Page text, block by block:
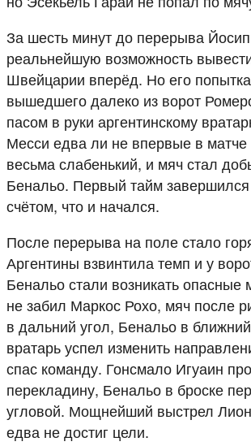
За шесть минут до перерыва
реальнейшую возможность
Швейцарии вперёд. Но его
вышедшего далеко из ворот
пасом в руки аргентинскому
Месси едва ли не впервые в матче
весьма слабенький, и мяч стал
Бенальо. Первый тайм
счётом, что и начался.
После перерыва на поле стало
Аргентины взвинтила темп и у
Бенальо стали возникать
не забил Маркос Рохо, мяч после
в дальний угол, Бенальо в
вратарь успел изменить
спас команду. Гонсмало Игуаин
перекладину, Бенальо в броске
угловой. Мощнейший выстрел
едва не достиг цели.